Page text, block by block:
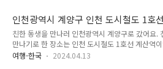
었어요. 며칠 일찍 내려가서 여행을 하다가 토요일
지인들과 합류해도 되었어..
있어요. 하지만 숙박비를 제대로 해결하지 못하면
이 왕창 깨지기 때문에 그 외 경비에서 지출을 크게
그런데 교통비나 관람비는 어떻게 손댈 수 없는 부
결국 식비에서 지출을 줄여야 하고, 이러면 먹는
여행 만족도는 엄청나게 떨어지고 여행 피로도는
인천광역시 계양구 인천 도시철도 1호
전통재래시장 병방시장 계양산 전통시
친한 동생을 만나러 인천광역시 계양구로 갔어요.
만나기로 한 장소는 인천 도시철도 1호선 계산역
광역시 계양구는 처음 가보는 곳이었기 때문에 간
여행-한국 2024.04.13